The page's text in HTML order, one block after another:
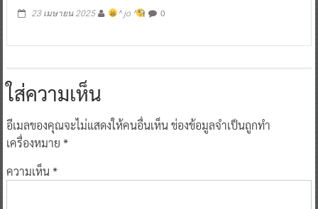
23 เมษายน 2025 ^ jo ^ 0
ใส่ความเห็น
อีเมลของคุณจะไม่แสดงให้คนอื่นเห็นช่องข้อมูลจำเป็นถูกทำ
เครื่องหมาย *
ความเห็น*